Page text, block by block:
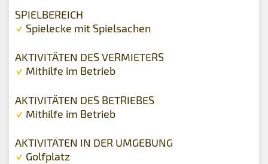
SPIELBEREICH
Spielecke mit Spielsachen
AKTIVITÄTEN DES VERMIETERS
Mithilfe im Betrieb
AKTIVITÄTEN DES BETRIEBES
Mithilfe im Betrieb
AKTIVITÄTEN IN DER UMGEBUNG
Golfplatz